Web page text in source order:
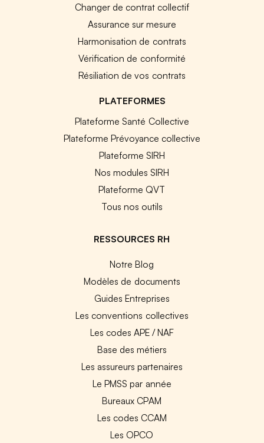
Changer de contrat collectif
Assurance sur mesure
Harmonisation de contrats
Vérification de conformité
Résiliation de vos contrats
PLATEFORMES
Plateforme Santé Collective
Plateforme Prévoyance collective
Plateforme SIRH
Nos modules SIRH
Plateforme QVT
Tous nos outils
RESSOURCES RH
Notre Blog
Modèles de documents
Guides Entreprises
Les conventions collectives
Les codes APE / NAF
Base des métiers
Les assureurs partenaires
Le PMSS par année
Bureaux CPAM
Les codes CCAM
Les OPCO